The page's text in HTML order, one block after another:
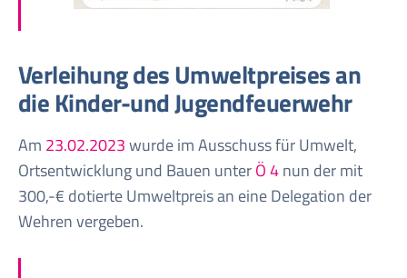
Verleihung des Umweltpreises an
die Kinder-und Jugendfeuerwehr
Am 23.02.2023wurde im Ausschuss für Umwelt,
Ortsentwicklung und Bauen unterÖ 4nun der mit
300,-€ dotierte Umweltpreis an eine Delegation der
Wehren vergeben.